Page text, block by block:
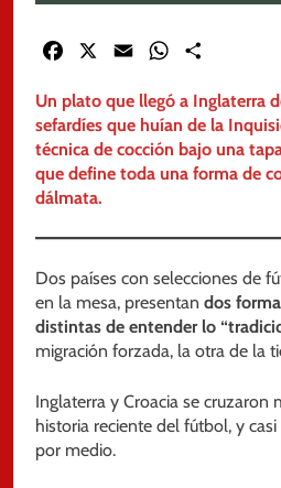
Facebook Email WhatsApp
Un plato que llegó a Inglaterra
sefardíes que huían de la
técnica de cocción bajo una
que define toda una forma de
dálmata.
Dos países con selecciones de
en la mesa, presentan dos
distintas de entender lo
migración forzada, la otra de la
Inglaterra y Croacia se cruzaron
historia reciente del fútbol, y
por medio.